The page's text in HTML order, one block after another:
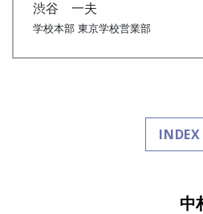
渋谷 一夫
学校本部 東京学校営業部
INDEX
中